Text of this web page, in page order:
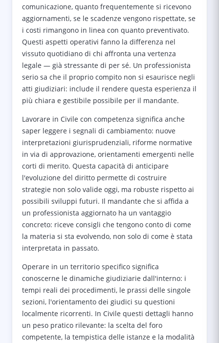
comunicazione, quanto frequentemente si ricevono
aggiornamenti, se le scadenze vengono rispettate, se
i costi rimangono in linea con quanto preventivato.
Questi aspetti operativi fanno la differenza nel
vissuto quotidiano di chi affronta una vertenza
legale — già stressante di per sé. Un professionista
serio sa che il proprio compito non si esaurisce negli
atti giudiziari: include il rendere questa esperienza il
più chiara e gestibile possibile per il mandante.
Lavorare in Civile con competenza significa anche
saper leggere i segnali di cambiamento: nuove
interpretazioni giurisprudenziali, riforme normative
in via di approvazione, orientamenti emergenti nelle
corti di merito. Questa capacità di anticipare
l'evoluzione del diritto permette di costruire
strategie non solo valide oggi, ma robuste rispetto ai
possibili sviluppi futuri. Il mandante che si affida a
un professionista aggiornato ha un vantaggio
concreto: riceve consigli che tengono conto di come
la materia si sta evolvendo, non solo di come è stata
interpretata in passato.
Operare in un territorio specifico significa
conoscerne le dinamiche giudiziarie dall'interno: i
tempi reali dei procedimenti, le prassi delle singole
sezioni, l'orientamento dei giudici su questioni
localmente ricorrenti. In Civile questi dettagli hanno
un peso pratico rilevante: la scelta del foro
competente, la tempistica delle istanze e la modalità